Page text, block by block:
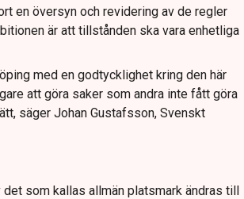
en översyn och revidering av de regler
är att tillstånden ska vara enhetliga
med en godtycklighet kring den här
att göra saker som andra inte fått göra
säger Johan Gustafsson, Svenskt
som kallas allmän platsmark ändras till